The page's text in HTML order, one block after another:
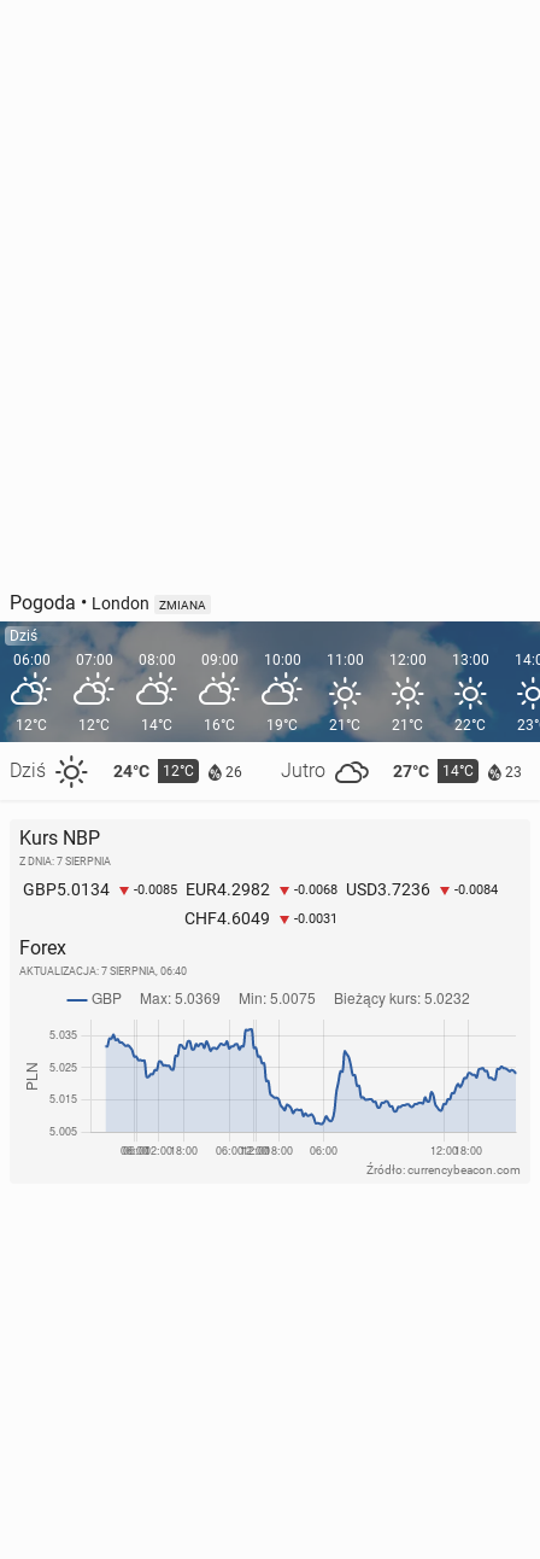
Pogoda • London ZMIANA
Dziś
06:00
12°C
Dziś 24°C 12°C 26 Jutro 27°C 14°C 23
07:00
12°C
08:00
14°C
09:00
16°C
10:00
19°C
11:00
21°C
12:00
21°C
13:00
22°C
Kurs NBP
Z DNIA: 7 SIERPNIA
GBP5.0134 -0.0085 EUR4.2982 -0.0068 USD3.7236 -0.0084
CHF4.6049 -0.0031
Forex
AKTUALIZACJA: 7 SIERPNIA, 06:40
Źródło: currencybeacon.com